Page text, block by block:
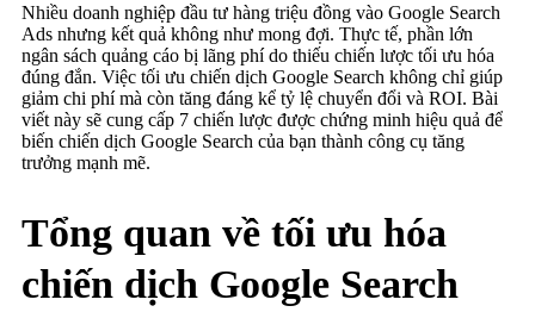
Nhiều doanh nghiệp đầu tư hàng triệu đồng vào Google Search
Ads nhưng kết quả không như mong đợi. Thực tế, phần lớn
ngân sách quảng cáo bị lãng phí do thiếu chiến lược tối ưu hóa
đúng đắn. Việc tối ưu chiến dịch Google Search không chỉ giúp
giảm chi phí mà còn tăng đáng kể tỷ lệ chuyển đổi và ROI. Bài
viết này sẽ cung cấp 7 chiến lược được chứng minh hiệu quả để
biến chiến dịch Google Search của bạn thành công cụ tăng
trưởng mạnh mẽ.
Tổng quan về tối ưu hóa
chiến dịch Google Search